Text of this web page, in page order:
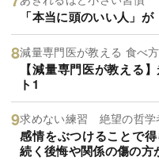
「本当に頭のいい人」
減量専門医が教える 食べ
【減量専門医が教える
ト1
求めない練習 絶望の哲学
感情をぶつけることで
続く後悔や関係の傷の方